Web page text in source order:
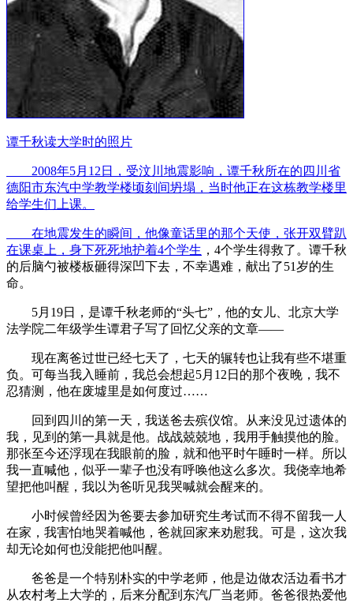
谭千秋读大学时的照片
2008年5月12日，受汶川地震影响，谭千秋所在的四川省
德阳市东汽中学教学楼顷刻间坍塌，当时他正在这栋教学楼里
给学生们上课。
在地震发生的瞬间，他像童话里的那个天使，张开双臂趴
在课桌上， 身下死死地护着4个学生 ，4个学生得救了。谭千秋
的后脑勺被楼板砸得深凹下去，不幸遇难，献出了51岁的生
命。
5月19日，是谭千秋老师的“头七”，他的女儿、北京大学
法学院二年级学生谭君子写了回忆父亲的文章——
现在离爸过世已经七天了，七天的辗转也让我有些不堪重
负。可每当我入睡前，我总会想起5月12日的那个夜晚，我不
忍猜测，他在废墟里是如何度过……
回到四川的第一天，我送爸去殡仪馆。从来没见过遗体的
我，见到的第一具就是他。战战兢兢地，我用手触摸他的脸。
那张至今还浮现在我眼前的脸，就和他平时午睡时一样。所以
我一直喊他，似乎一辈子也没有呼唤他这么多次。我侥幸地希
望把他叫醒，我以为爸听见我哭喊就会醒来的。
小时候曾经因为爸要去参加研究生考试而不得不留我一人
在家，我害怕地哭着喊他，爸就回家来劝慰我。可是，这次我
却无论如何也没能把他叫醒。
爸爸是一个特别朴实的中学老师，他是边做农活边看书才
从农村考上大学的，后来分配到东汽厂当老师。爸爸很热爱他